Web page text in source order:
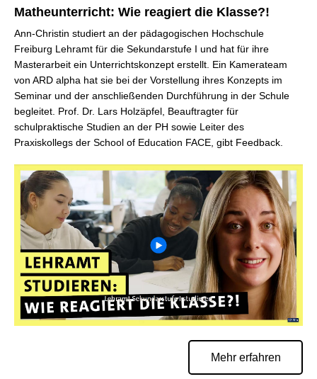
Matheunterricht: Wie reagiert die Klasse?!
Ann-Christin studiert an der pädagogischen Hochschule
Freiburg Lehramt für die Sekundarstufe I und hat für ihre
Masterarbeit ein Unterrichtskonzept erstellt. Ein Kamerateam
von ARD alpha hat sie bei der Vorstellung ihres Konzepts im
Seminar und der anschließenden Durchführung in der Schule
begleitet. Prof. Dr. Lars Holzäpfel, Beauftragter für
schulpraktische Studien an der PH sowie Leiter des
Praxiskollegs der School of Education FACE, gibt Feedback.
Mehr erfahren